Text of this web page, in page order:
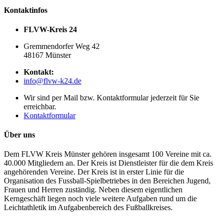
Kontaktinfos
FLVW-Kreis 24
Gremmendorfer Weg 42
48167 Münster
Kontakt:
info@flvw-k24.de
Wir sind per Mail bzw. Kontaktformular jederzeit für Sie
erreichbar.
Kontaktformular
Über uns
Dem FLVW Kreis Münster gehören insgesamt 100 Vereine mit ca.
40.000 Mitgliedern an. Der Kreis ist Dienstleister für die dem Kreis
angehörenden Vereine. Der Kreis ist in erster Linie für die
Organisation des Fussball-Spielbetriebes in den Bereichen Jugend,
Frauen und Herren zuständig. Neben diesem eigentlichen
Kerngeschäft liegen noch viele weitere Aufgaben rund um die
Leichtathletik im Aufgabenbereich des Fußballkreises.